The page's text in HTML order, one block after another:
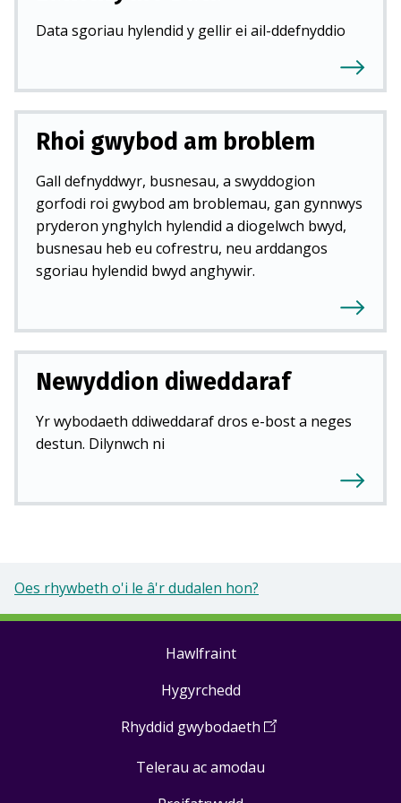
Data sgoriau hylendid y gellir ei ail-ddefnyddio
Rhoi gwybod am broblem
Gall defnyddwyr, busnesau, a swyddogion
gorfodi roi gwybod am broblemau, gan gynnwys
pryderon ynghylch hylendid a diogelwch bwyd,
busnesau heb eu cofrestru, neu arddangos
sgoriau hylendid bwyd anghywir.
Newyddion diweddaraf
Yr wybodaeth ddiweddaraf dros e-bost a neges
destun. Dilynwch ni
Oes rhywbeth o'i le â'r dudalen hon?
Hawlfraint
Hygyrchedd
Rhyddid gwybodaeth (Open
a
Telerau ac amodau